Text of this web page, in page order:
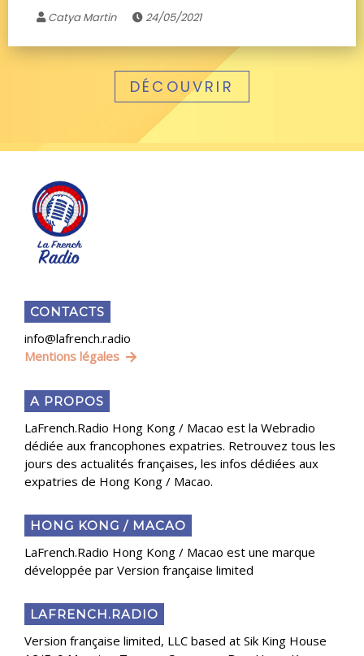
Catya Martin 24/05/2021
DÉCOUVRIR
CONTACTS
info@lafrench.radio
Mentions légales
A PROPOS
LaFrench.Radio Hong Kong / Macao est la Webradio
dédiée aux francophones expatries. Retrouvez tous les
jours des actualités françaises, les infos dédiées aux
expatries de Hong Kong / Macao.
HONG KONG / MACAO
LaFrench.Radio Hong Kong / Macao est une marque
développée par Version française limited
LAFRENCH.RADIO
Version française limited, LLC based at Sik King House